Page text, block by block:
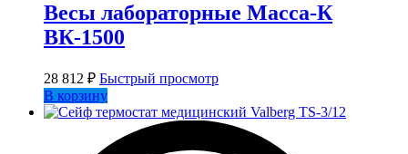
Весы лабораторные Масса-К
ВК-1500
28 812 ₽ Быстрый просмотр
В корзину